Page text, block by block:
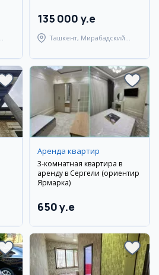
135 000 y.e
Ташкент, Мирабадский
Аренда квартир
3-комнатная квартира в
аренду в Сергели (ориентир
Ярмарка)
650 y.e